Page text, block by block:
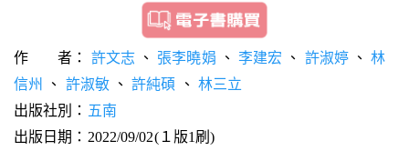
作 者： 許文志、 張李曉娟 、 李建宏 、 許淑婷、林
信州
、 許淑敏、許純碩 、 林三立
出版社別： 五南
出版日期：2022/09/02(１版1刷)